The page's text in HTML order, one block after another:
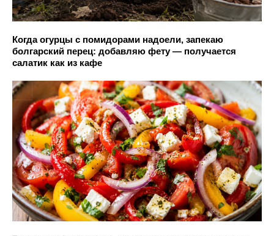
Когда огурцы с помидорами надоели, запекаю
болгарский перец: добавляю фету — получается
салатик как из кафе